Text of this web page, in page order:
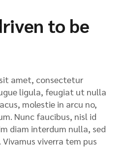
to be
amet, consectetur
ligula, feugiat ut nulla
molestie in arcu no,
Nunc faucibus, nisl id
diam interdum nulla, sed
viverra tem pus